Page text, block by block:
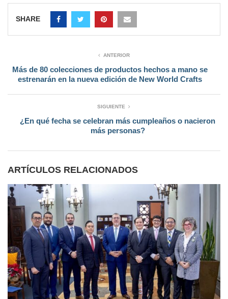
SHARE
ANTERIOR
Más de 80 colecciones de productos hechos a mano se
estrenarán en la nueva edición de New World Crafts
SIGUIENTE
¿En qué fecha se celebran más cumpleaños o nacieron
más personas?
ARTÍCULOS RELACIONADOS